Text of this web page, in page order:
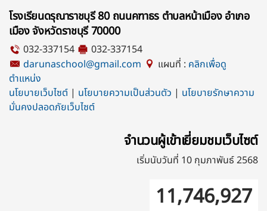
โรงเรียนดรุณาราชบุรี 80 ถนนคฑาธร ตำบลหน้าเมือง อำเภอ
เมือง จังหวัดราชบุรี 70000
032-337154
032-337154
darunaschool@gmail.com
แผนที่ : คลิกเพื่อดู
ตำแหน่ง
นโยบายเว็บไซต์ | นโยบายความเป็นส่วนตัว | นโยบายรักษาความ
มั่นคงปลอดภัยเว็บไซต์
จำนวนผู้เข้าเยี่ยมชมเว็บไซต์
เริ่มนับวันที่ 10 กุมภาพันธ์ 2568
11,746,927